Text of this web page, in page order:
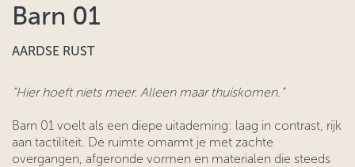
Barn 01
AARDSE RUST
“Hier hoeft niets meer. Alleen maar thuiskomen.”
Barn 01 voelt als een diepe uitademing: laag in contrast, rijk
aan tactiliteit. De ruimte omarmt je met zachte
overgangen, afgeronde vormen en materialen die steeds